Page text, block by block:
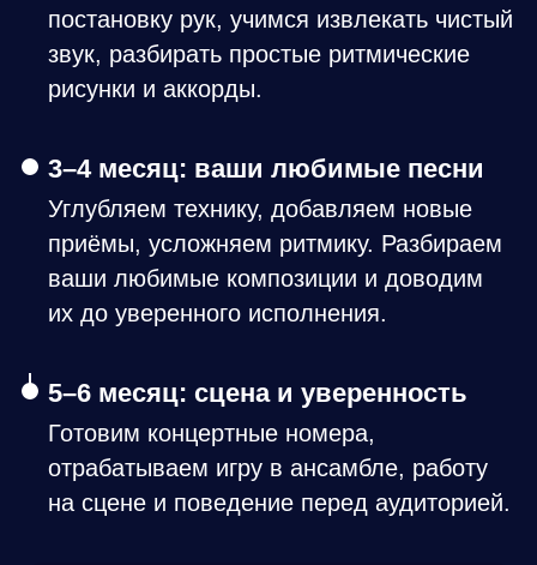
постановку рук, учимся извлекать чистый
звук, разбирать простые ритмические
рисунки и аккорды.
3–4 месяц: ваши любимые песни
Углубляем технику, добавляем новые
приёмы, усложняем ритмику. Разбираем
ваши любимые композиции и доводим
их до уверенного исполнения.
5–6 месяц: сцена и уверенность
Готовим концертные номера,
отрабатываем игру в ансамбле, работу
на сцене и поведение перед аудиторией.